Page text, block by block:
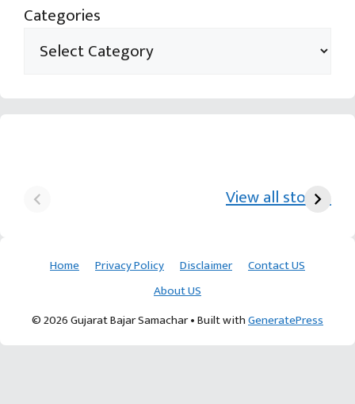
Categories
View all stories
ખેડૂતની કમાલ આચાર્ય દેવવ્રતજી
Home Privacy Policy Disclaimer
Contact US
About US
© 2026 Gujarat Bajar Samachar• Built withGeneratePress